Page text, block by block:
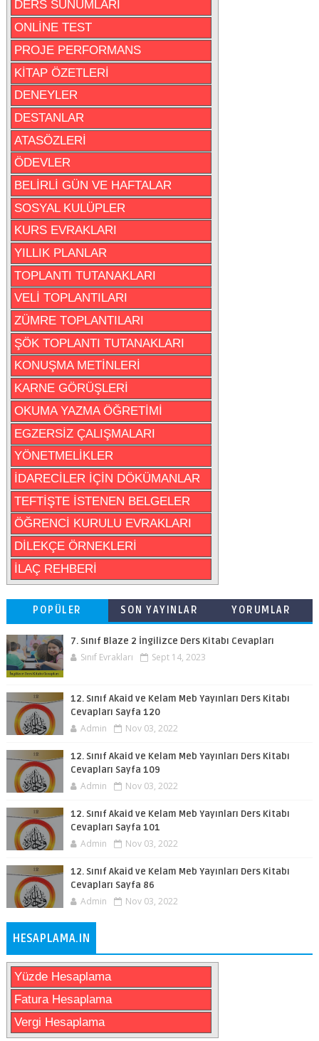
DERS SUNUMLARI
ONLİNE TEST
PROJE PERFORMANS
KİTAP ÖZETLERİ
DENEYLER
DESTANLAR
ATASÖZLERİ
ÖDEVLER
BELİRLİ GÜN VE HAFTALAR
SOSYAL KULÜPLER
KURS EVRAKLARI
YILLIK PLANLAR
TOPLANTI TUTANAKLARI
VELİ TOPLANTILARI
ZÜMRE TOPLANTILARI
ŞÖK TOPLANTI TUTANAKLARI
KONUŞMA METİNLERİ
KARNE GÖRÜŞLERİ
OKUMA YAZMA ÖĞRETİMİ
EGZERSİZ ÇALIŞMALARI
YÖNETMELİKLER
İDARECİLER İÇİN DÖKÜMANLAR
TEFTİŞTE İSTENEN BELGELER
ÖĞRENCİ KURULU EVRAKLARI
DİLEKÇE ÖRNEKLERİ
İLAÇ REHBERİ
POPÜLER SON YAYINLAR YORUMLAR
7. Sınıf Blaze 2 İngilizce Ders Kitabı Cevapları
Sınıf Evrakları Sept 14, 2023
12. Sınıf Akaid ve Kelam Meb Yayınları Ders Kitabı
Cevapları Sayfa 120
Admin Nov 03, 2022
12. Sınıf Akaid ve Kelam Meb Yayınları Ders Kitabı
Cevapları Sayfa 109
Admin Nov 03, 2022
12. Sınıf Akaid ve Kelam Meb Yayınları Ders Kitabı
Cevapları Sayfa 101
Admin Nov 03, 2022
12. Sınıf Akaid ve Kelam Meb Yayınları Ders Kitabı
Cevapları Sayfa 86
Admin Nov 03, 2022
HESAPLAMA.IN
Yüzde Hesaplama
Fatura Hesaplama
Vergi Hesaplama